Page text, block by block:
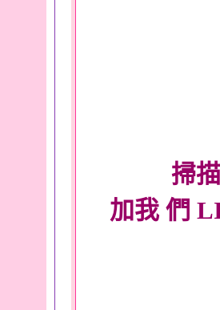
掃
加我 們